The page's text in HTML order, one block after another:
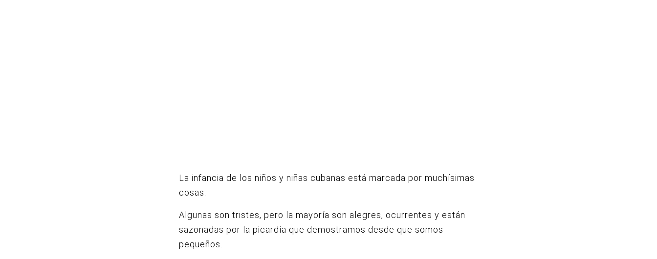
La infancia de los niños y niñas cubanas está marcada por muchísimas
cosas.
Algunas son tristes, pero la mayoría son alegres, ocurrentes y están
sazonadas por la picardía que demostramos desde que somos
pequeños.